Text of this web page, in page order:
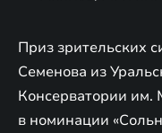
Приз зрительских
Семенова из
Консерватории им.
в номинации